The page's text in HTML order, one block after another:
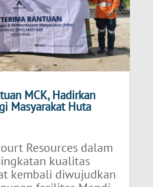
MCK, Hadirkan
Masyarakat Huta
Resources dalam
kualitas
kembali diwujudkan